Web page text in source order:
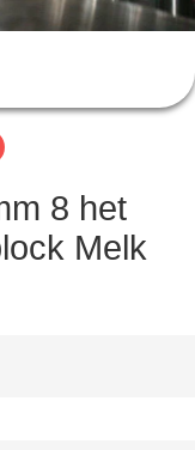
8 het
Melk